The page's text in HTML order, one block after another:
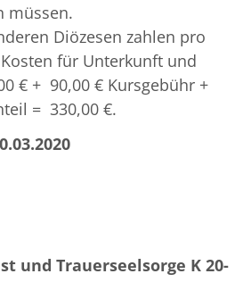
müssen.
Diözesen zahlen pro
für Unterkunft und
€ + 90,00 € Kursgebühr +
= 330,00 €.
und Trauerseelsorge K 20-